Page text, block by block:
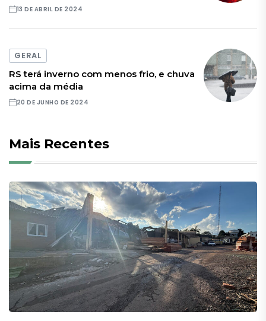
13 DE ABRIL DE 2024
GERAL
RS terá inverno com menos frio, e chuva
acima da média
20 DE JUNHO DE 2024
Mais Recentes